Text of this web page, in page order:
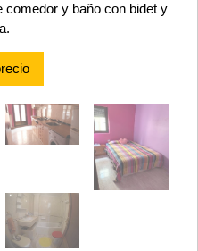
comedor y baño con bidet y